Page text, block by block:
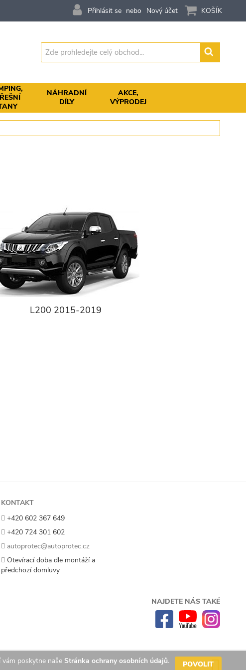
poskytne naše Stránka ochrany osobních údajů.
POVOLIT
KOŠÍK
Přihlásit se Nový účet
Vyhledávání
NÁHRADNÍ
DÍLY
AKCE,
VÝPRODEJ
L200 2015-2019
KONTAKT
+420 602 367 649
+420 724 301 602
autoprotec@autoprotec.cz
Otevírací doba dle montáží a
předchozí domluvy
NAJDETE NÁS TAKÉ